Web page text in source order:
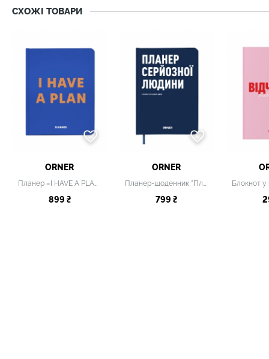
СХОЖІ ТОВАРИ
ORNER
Планер «I HAVE A PLAN» синій
899 ₴
ORNER
Планер-щоденник "Планер серйозної людини"
799 ₴